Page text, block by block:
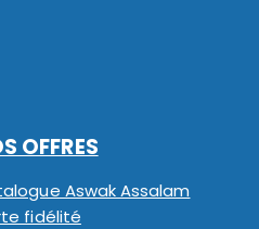
OFFRES
Aswak Assalam
fidélité